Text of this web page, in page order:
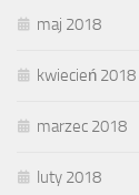
maj 2018
kwiecień 2018
marzec 2018
luty 2018